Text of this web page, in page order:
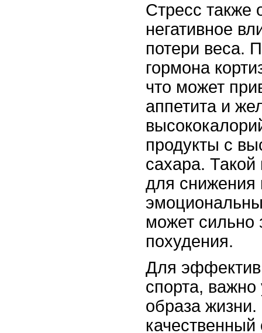
Стресс также
негативное
потери веса.
гормона
что может
аппетита и
продукты с
сахара.
для снижения
может сильно
похудения.
Для
спорта, важно
образа
качественный